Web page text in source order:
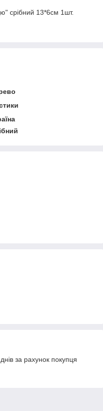
срібний 13*6см 1шт.
за рахунок покупця